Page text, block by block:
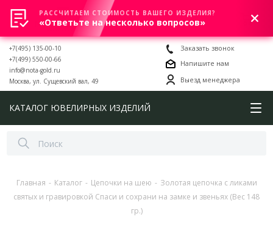
0
+7(495) 135-00-10
+7(499) 550-00-66
info@nota-gold.ru
Москва, ул. Сущевский вал, 49
Заказать звонок
Напишите нам
Выезд менеджера
КАТАЛОГ ЮВЕЛИРНЫХ ИЗДЕЛИЙ
Главная - Каталог - Цепочки на шею - Золотая цепочка с ликами
святых и гравировкой Спаси и сохрани на замке и звеньях (Вес 148
гр.)
РАССЧИТАЕМ СТОИМОСТЬ ВАШЕГО ИЗДЕЛИЯ?
«Ответьте на несколько вопросов»